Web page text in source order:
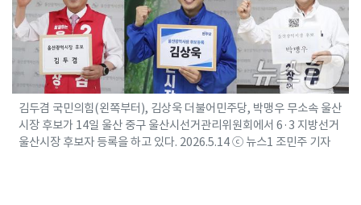
김두겸 국민의힘(왼쪽부터), 김상욱 더불어민주당, 박맹우 무소속 울산
시장 후보가 14일 울산 중구 울산시선거관리위원회에서 6·3 지방선거
울산시장 후보자 등록을 하고 있다. 2026.5.14 ⓒ 뉴스1 조민주 기자